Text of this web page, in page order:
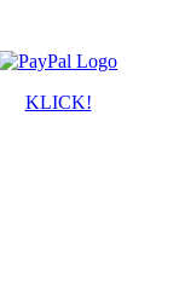
KLICK!